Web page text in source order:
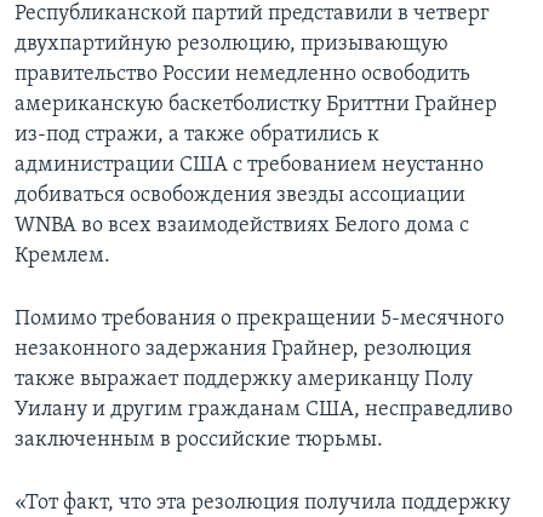
Республиканской партий представили в четверг
двухпартийную резолюцию, призывающую
правительство России немедленно освободить
американскую баскетболистку Бриттни Грайнер
из-под стражи, а также обратились к
администрации США с требованием неустанно
добиваться освобождения звезды ассоциации
WNBA во всех взаимодействиях Белого дома с
Кремлем.
Помимо требования о прекращении 5-месячного
незаконного задержания Грайнер, резолюция
также выражает поддержку американцу Полу
Уилану и другим гражданам США, несправедливо
заключенным в российские тюрьмы.
«Тот факт, что эта резолюция получила поддержку